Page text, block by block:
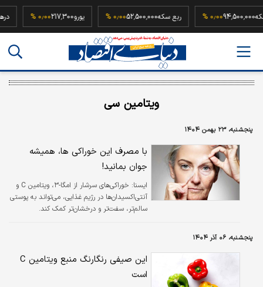
سکه94,500,000۰٫۰۰ % ربع سکه52,500,000۰٫۰۰ % یورو217,300۰٫۰۰ %
ویتامین سی
پنجشنبه، ۲۳ بهمن ۱۴۰۴
با مصرف این خوراکی ها، همیشه
جوان بمانید!
ایسنا:
خوراکی‌های سرشار از امگا-۳، ویتامین C و
آنتی‌اکسیدان‌ها در رژیم غذایی، می‌تواند به پوستی
سالم‌تر، سفت‌تر و درخشان‌تر کمک کند.
پنجشنبه، ۰۶ آذر ۱۴۰۴
این صیفی رنگارنگ منبع ویتامین C
است